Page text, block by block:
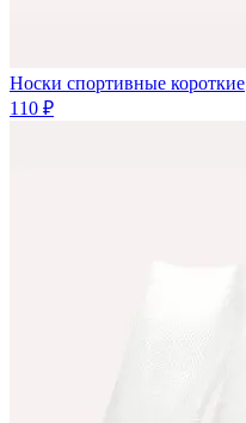
Носки спортивные короткие
110 ₽